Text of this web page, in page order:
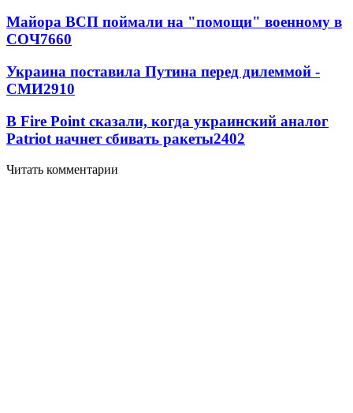
Майора ВСП поймали на "помощи" военному в
СОЧ7660
Украина поставила Путина перед дилеммой -
СМИ2910
В Fire Point сказали, когда украинский аналог
Patriot начнет сбивать ракеты2402
Читать комментарии